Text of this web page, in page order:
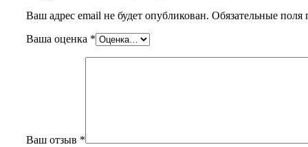
Ваш адрес email не будет опубликован. Обязательные
Ваша оценка *
Ваш отзыв *